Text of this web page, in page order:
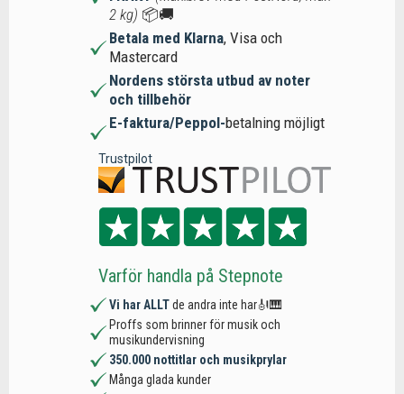
2 kg) 📦🚚
Betala med Klarna, Visa och
Mastercard
Nordens största utbud av noter
och tillbehör
E-faktura/Peppol-betalning möjligt
Trustpilot
Varför handla på Stepnote
Vi har ALLTde andra inte har🎻🎹
Proffs som brinner för musik och
musikundervisning
350.000 nottitlar och musikprylar
Många glada kunder